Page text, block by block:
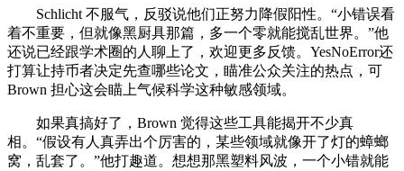
Schlicht 不服气，反驳说他们正努力降假阳性。“小错误看
着不重要，但就像黑厨具那篇，多一个零就能搅乱世界。”他
还说已经跟学术圈的人聊上了，欢迎更多反馈。YesNoError还
打算让持币者决定先查哪些论文，瞄准公众关注的热点，可
Brown 担心这会瞄上气候科学这种敏感领域。
如果真搞好了，Brown 觉得这些工具能揭开不少真
相。“假设有人真弄出个厉害的，某些领域就像开了灯的蟑螂
窝，乱套了。”他打趣道。想想那黑塑料风波，一个小错就能